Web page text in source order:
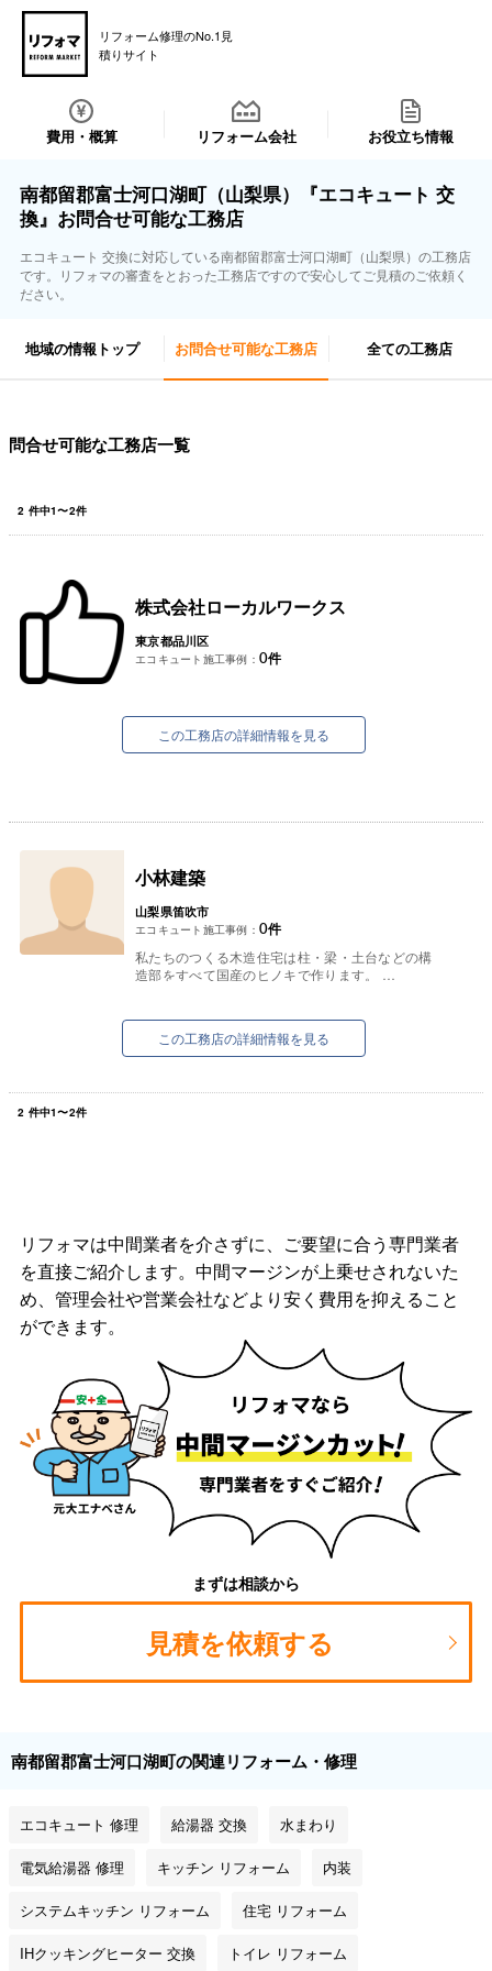
リフォーム修理のNo.1見
積りサイト
費用・概算 リフォーム会社 お役立ち情報
南都留郡富士河口湖町（山梨県）『エコキュート 交
換』お問合せ可能な工務店
エコキュート 交換に対応している南都留郡富士河口湖町（山梨県）の工務店
です。リフォマの審査をとおった工務店ですので安心してご見積のご依頼く
ださい。
地域の情報トップ お問合せ可能な工務店 全ての工務店
問合せ可能な工務店一覧
2 件中1〜2件
株式会社ローカルワークス
東京都品川区
エコキュート施工事例： 0件
この工務店の詳細情報を見る
小林建築
山梨県笛吹市
エコキュート施工事例： 0件
私たちのつくる木造住宅は柱・梁・土台などの構
造部をすべて国産のヒノキで作ります。
この工務店の詳細情報を見る
2 件中1〜2件
リフォマは中間業者を介さずに、ご要望に合う専門業者
を直接ご紹介します。中間マージンが上乗せされないた
め、管理会社や営業会社などより安く費用を抑えること
ができます。
まずは相談から
見積を依頼する
南都留郡富士河口湖町の関連リフォーム・修理
エコキュート 修理 給湯器 交換 水まわり
電気給湯器 修理 キッチン リフォーム 内装
システムキッチン リフォーム 住宅 リフォーム
IHクッキングヒーター 交換 トイレ リフォーム